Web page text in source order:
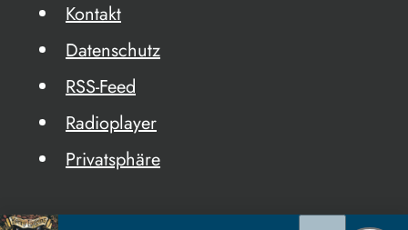
Kontakt
Datenschutz
RSS-Feed
Radioplayer
Privatsphäre